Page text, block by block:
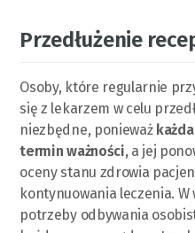
Przedłużenie
Osoby, które regularnie
się z lekarzem w celu
niezbędne, ponieważ
termin ważności, a jej
oceny stanu zdrowia
kontynuowania leczenia.
potrzeby odbywania